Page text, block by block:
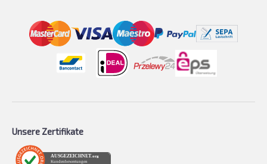
Unsere Zertifikate
AUSGEZEICHNET .org
Kundenbewertungen